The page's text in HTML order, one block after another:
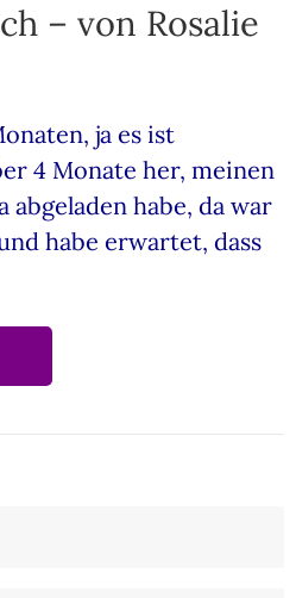
– von Rosalie
ja es ist
4 Monate her, meinen
abgeladen habe, da war
habe erwartet, dass